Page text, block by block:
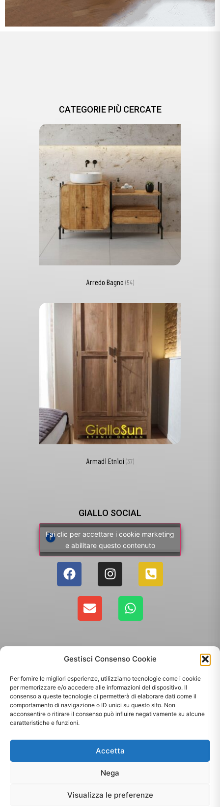
Gestisci Consenso Cookie
Per fornire le migliori esperienze, utilizziamo tecnologie come i cookie
per memorizzare e/o accedere alle informazioni del dispositivo. Il
consenso a queste tecnologie ci permetterà di elaborare dati come il
comportamento di navigazione o ID unici su questo sito. Non
acconsentire o ritirare il consenso può influire negativamente su alcune
caratteristiche e funzioni.
Accetta
Nega
Visualizza le preferenze
CATEGORIE PIÙ CERCATE
Arredo Bagno (54)
Armadi Etnici (37)
GIALLO SOCIAL
Fai clic per accettare i cookie marketing
e abilitare questo contenuto
Copyright 2025 - Giallo Sun sas di Sandonà Alessandro & C. | Via Roma 106,
35010 Massanzago PD | P.Iva: 03885160287
Sito web realizzato daOrezero Digital Agency
[matomo_opt_out]